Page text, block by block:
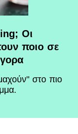
Οι
ποιο σε
στο πιο